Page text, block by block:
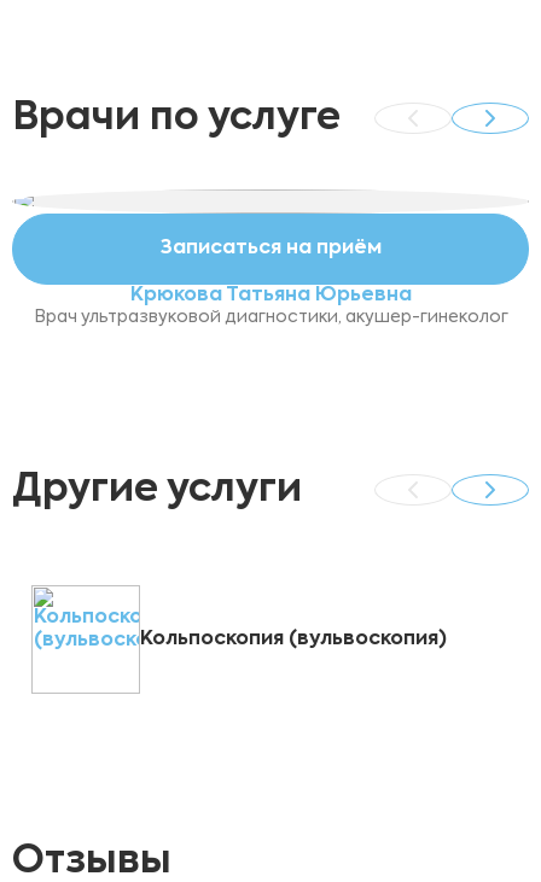
Врачи по услуге
Записаться на приём
Крюкова Татьяна Юрьевна
Врач ультразвуковой диагностики, акушер-гинеколог
Другие услуги
Кольпоскопия (вульвоскопия)
Отзывы